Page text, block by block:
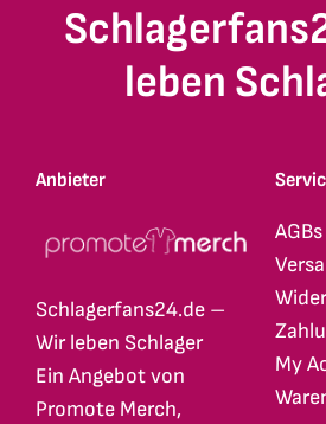
leben
Anbieter
Schlagerfans24.de –
Wir leben Schlager
Ein Angebot von
Promote Merch,
AGBs
My